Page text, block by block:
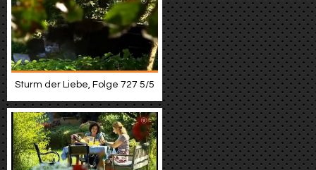
Sturm der Liebe, Folge 727 5/5